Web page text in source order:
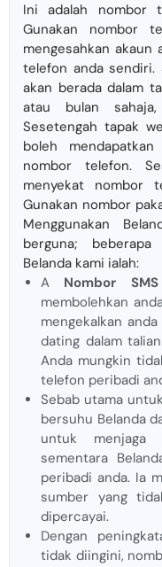
Ini adalah nombor
Gunakan nombor
mengesahkan akaun
telefon anda sendiri.
akan berada dalam
atau bulan
Sesetengah tapak
boleh
nombor telefon.
menyekat nombor
Gunakan nombor
Menggunakan
berguna;
Belanda kami ialah:
A Nombor
membolehkan
mengekalkan
dating dalam
Anda mungkin
telefon peribadi
Sebab utama
bersuhu Belanda
untuk menjaga
sementara
peribadi anda. Ia
sumber yang
dipercayai.
Dengan
tidak diingini,